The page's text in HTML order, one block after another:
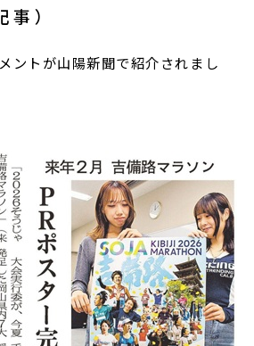
事）
ントが山陽新聞で紹介されまし